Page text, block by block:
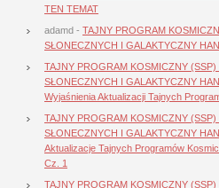
TEN TEMAT
adamd - TAJNY PROGRAM
SŁONECZNYCH I GALAKTYCZNY
TAJNY PROGRAM KOSMICZNY
SŁONECZNYCH I GALAKTYCZNY
Wyjaśnienia Aktualizacji Tajnych
TAJNY PROGRAM KOSMICZNY
SŁONECZNYCH I GALAKTYCZNY
Aktualizacje Tajnych Programów
Cz. 1
TAJNY PROGRAM KOSMICZNY